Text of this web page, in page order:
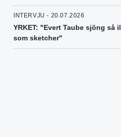
INTERVJU - 20.07.2026
YRKET: "Evert Taube sjöng så
som sketcher"